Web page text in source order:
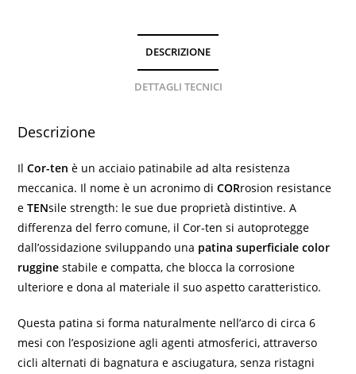
DESCRIZIONE
DETTAGLI TECNICI
Descrizione
IlCor-ten è un acciaio patinabile ad alta resistenza
meccanica. Il nome è un acronimo diCORrosion resistance
eTENsile strength: le sue due proprietà distintive. A
differenza delferro comune, il Cor-ten si autoprotegge
dall’ossidazione sviluppando una patina superficiale color
ruggine stabile e compatta, che blocca la corrosione
ulteriore e dona al materiale il suo aspetto caratteristico.
Questa patina si forma naturalmente nell’arco di circa 6
mesi con l’esposizione agli agenti atmosferici, attraverso
cicli alternati di bagnatura e asciugatura, senza ristagni